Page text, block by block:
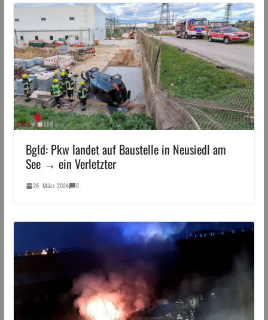
Bgld: Pkw landet auf Baustelle in Neusiedl am
See → ein Verletzter
28. März 2024 0